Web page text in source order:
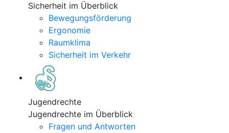
Sicherheit im Überblick
Bewegungsförderung
Ergonomie
Raumklima
Sicherheit im Verkehr
Jugendrechte
Jugendrechte im Überblick
Fragen und Antworten